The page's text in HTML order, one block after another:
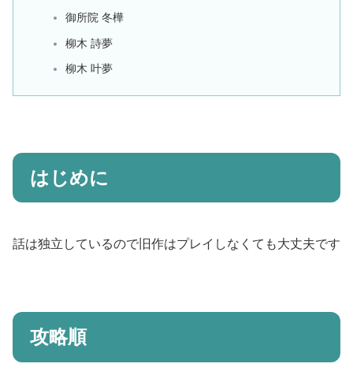
御所院 冬樺
柳木 詩夢
柳木 叶夢
はじめに
話は独立しているので旧作はプレイしなくても大丈夫です
攻略順